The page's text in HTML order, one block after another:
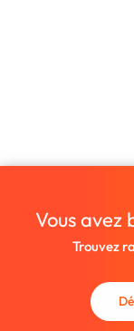
Vous avez
Trouvez